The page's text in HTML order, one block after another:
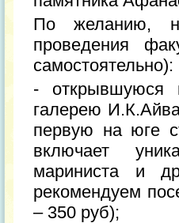
По желанию,
проведения
самостоятельно):
- открывшуюся
галерею
первую на юге
включает
мариниста и
рекомендуем
– 350 руб);